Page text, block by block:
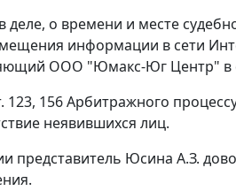
деле, о времени и месте
информации в сети
ООО "Юмакс-Юг Центр" в
123, 156Арбитражного
неявившихся лиц.
представитель Юсина А.З.